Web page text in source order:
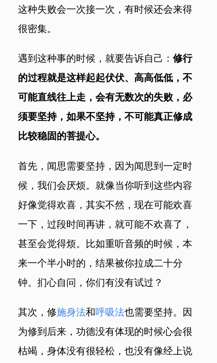
这种失败会一次接一次，有时候还会来得
很密集。
遇到这种事的时候，就要告诉自己：修行
的过程就是这样起起伏伏、高高低低，不
可能直线往上走，会有无数次的失败，必
须要坚持，如果不坚持，不可能真正修成
比较稳固的菩提心。
首先，闻思需要坚持，因为闻思到一定时
候，我们会厌烦。就像当你听到这些内容
好像觉得欢喜，其实不然，现在可能欢喜
一下，过段时间再讲，就可能不欢喜了，
甚至会觉得烦。比如重听音频的时候，本
来一个半小时的，结果被你拉成二十分
钟。扪心自问，你们有没有试过？
其次，修施身法和呼吸法也需要坚持。因
为修到后来，功德没有体现的时候心会很
枯竭，身体没有很轻松，也没有像经上说